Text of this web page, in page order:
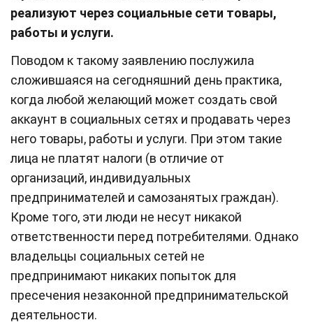
реализуют через социальные сети товары,
работы и услуги.
Поводом к такому заявлению послужила
сложившаяся на сегодняшний день практика,
когда любой желающий может создать свой
аккаунт в социальных сетях и продавать через
него товары, работы и услуги. При этом такие
лица не платят налоги (в отличие от
организаций, индивидуальных
предпринимателей и самозанятых граждан).
Кроме того, эти люди не несут никакой
ответственности перед потребителями. Однако
владельцы социальных сетей не
предпринимают никаких попыток для
пресечения незаконной предпринимательской
деятельности.